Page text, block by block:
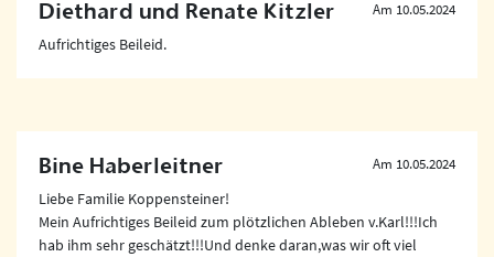
Am 10.05.2024
Diethard und Renate Kitzler
Aufrichtiges Beileid.
Am 10.05.2024
Bine Haberleitner
Liebe Familie Koppensteiner!
Mein Aufrichtiges Beileid zum plötzlichen Ableben v.Karl!!!Ich
hab ihm sehr geschätzt!!!Und denke daran,was wir oft viel